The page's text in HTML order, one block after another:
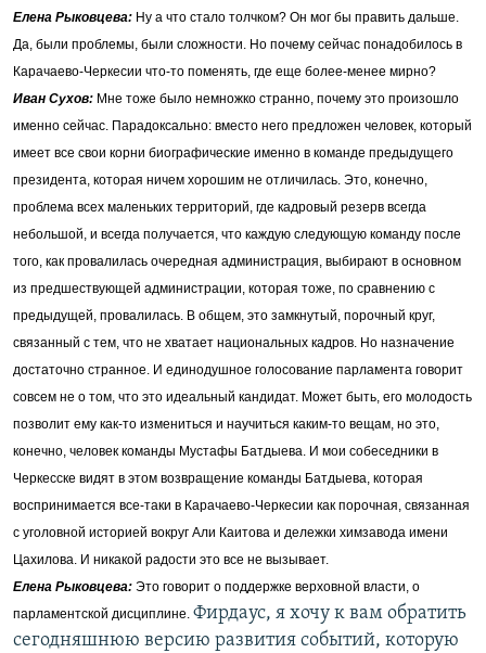
Елена Рыковцева: Ну а что стало толчком? Он мог бы править дальше.
Да, были проблемы, были сложности. Но почему сейчас понадобилось в
Карачаево-Черкесии что-то поменять, где еще более-менее мирно?
Иван Сухов: Мне тоже было немножко странно, почему это произошло
именно сейчас. Парадоксально: вместо него предложен человек, который
имеет все свои корни биографические именно в команде предыдущего
президента, которая ничем хорошим не отличилась. Это, конечно,
проблема всех маленьких территорий, где кадровый резерв всегда
небольшой, и всегда получается, что каждую следующую команду после
того, как провалилась очередная администрация, выбирают в основном
из предшествующей администрации, которая тоже, по сравнению с
предыдущей, провалилась. В общем, это замкнутый, порочный круг,
связанный с тем, что не хватает национальных кадров. Но назначение
достаточно странное. И единодушное голосование парламента говорит
совсем не о том, что это идеальный кандидат. Может быть, его молодость
позволит ему как-то измениться и научиться каким-то вещам, но это,
конечно, человек команды Мустафы Батдыева. И мои собеседники в
Черкесске видят в этом возвращение команды Батдыева, которая
воспринимается все-таки в Карачаево-Черкесии как порочная, связанная
с уголовной историей вокруг Али Каитова и дележки химзавода имени
Цахилова. И никакой радости это все не вызывает.
Елена Рыковцева: Это говорит о поддержке верховной власти, о
парламентской дисциплине. Фирдаус, я хочу к вам обратить
сегодняшнюю версию развития событий, которую